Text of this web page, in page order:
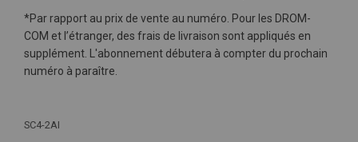
*Par rapport au prix de vente au numéro. Pour les DROM-
COM et l’étranger, des frais de livraison sont appliqués en
supplément. L'abonnement débutera à compter du prochain
numéro à paraître.
d'infos
SC4-2AI